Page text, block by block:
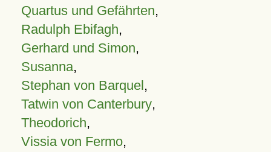
Quartus und Gefährten,
Radulph Ebifagh,
Gerhard und Simon,
Susanna,
Stephan von Barquel,
Tatwin von Canterbury,
Theodorich,
Vissia von Fermo,